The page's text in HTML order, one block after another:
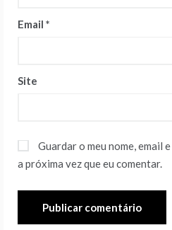
Email *
Site
Guardar o meu nome, email
a próxima vez que eu comentar.